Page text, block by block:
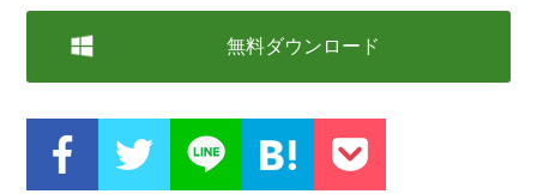
無料ダウンロード